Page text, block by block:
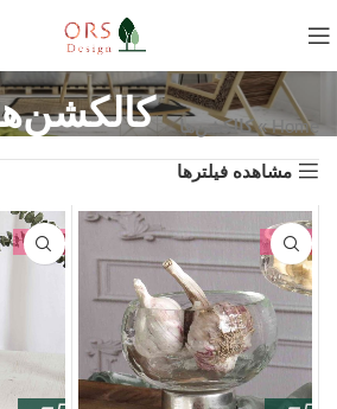
Home
»کالکشن‌ها
مشاهده فیلترها
-19%
-90%